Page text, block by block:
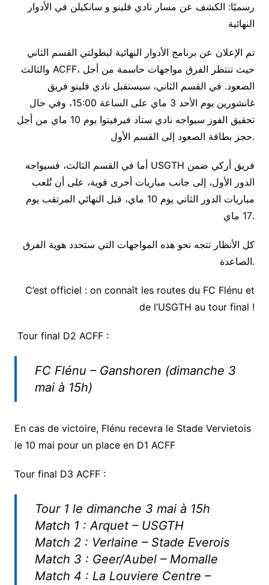
رسميًا: الكشف عن مسار نادي فلينو و سانكيلن في الأدوار
النهائية
تم الإعلان عن برنامج الأدوار النهائية لبطولتي القسم الثاني
والثالث ACFF، حيث تنتظر الفرق مواجهات حاسمة من أجل
الصعود. في القسم الثاني، سيستقبل نادي فلينو فريق
غانشورين يوم الأحد 3 ماي على الساعة 15:00، وفي حال
تحقيق الفوز سيواجه نادي ستاد فيرفيتوا يوم 10 ماي من أجل
حجز بطاقة الصعود إلى القسم الأول.
أما في القسم الثالث، فسيواجه USGTH فريق أركي ضمن
الدور الأول، إلى جانب مباريات أخرى قوية، على أن تُلعب
مباريات الدور الثاني يوم 10 ماي، قبل النهائي المرتقب يوم
17 ماي.
كل الأنظار تتجه نحو هذه المواجهات التي ستحدد هوية الفرق
الصاعدة.
C’est officiel : on connaît les routes du FC Flénu et
de l’USGTH au tour final !
Tour final D2 ACFF :
FC Flénu – Ganshoren (dimanche 3
mai à 15h)
En cas de victoire, Flénu recevra le Stade Vervietois
le 10 mai pour un place en D1 ACFF
Tour final D3 ACFF :
Tour 1 le dimanche 3 mai à 15h
Match 1 : Arquet – USGTH
Match 2 : Verlaine – Stade Everois
Match 3 : Geer/Aubel – Momalle
Match 4 : La Louviere Centre –